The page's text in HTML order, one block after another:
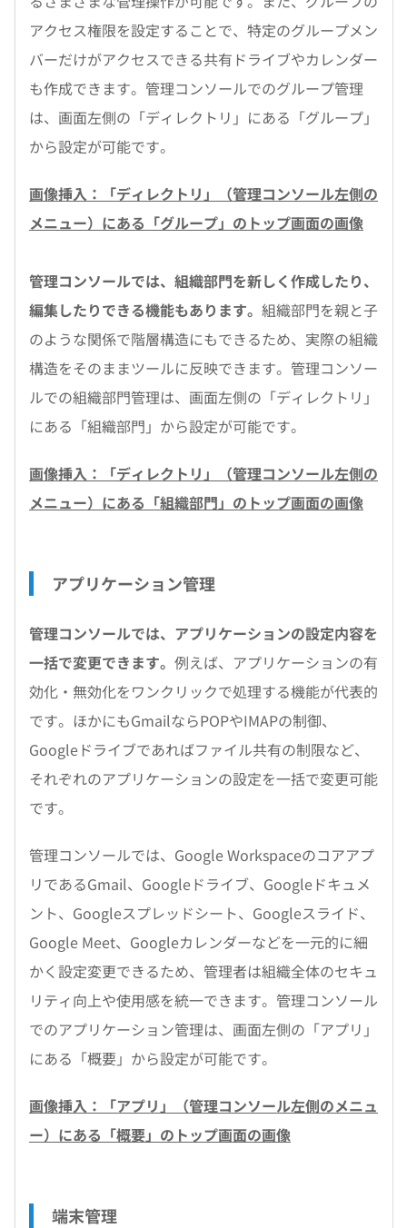
アクセス権限を設定することで、特定のグループメン
バーだけがアクセスできる共有ドライブやカレンダー
も作成できます。管理コンソールでのグループ管理
は、画面左側の「ディレクトリ」にある「グループ」
から設定が可能です。
画像挿入：「ディレクトリ」（管理コンソール左側の
メニュー）にある「グループ」のトップ画面の画像
管理コンソールでは、組織部門を新しく作成したり、
編集したりできる機能もあります。 組織部門を親と子
のような関係で階層構造にもできるため、実際の組織
構造をそのままツールに反映できます。管理コンソー
ルでの組織部門管理は、画面左側の「ディレクトリ」
にある「組織部門」から設定が可能です。
画像挿入：「ディレクトリ」（管理コンソール左側の
メニュー）にある「組織部門」のトップ画面の画像
アプリケーション管理
管理コンソールでは、アプリケーションの設定内容を
一括で変更できます。 例えば、アプリケーションの有
効化・無効化をワンクリックで処理する機能が代表的
です。ほかにもGmailならPOPやIMAPの制御、
Googleドライブであればファイル共有の制限など、
それぞれのアプリケーションの設定を一括で変更可能
です。
管理コンソールでは、Google Workspaceのコアアプ
リであるGmail、Googleドライブ、Googleドキュメ
ント、Googleスプレッドシート、Googleスライド、
Google Meet、Googleカレンダーなどを一元的に細
かく設定変更できるため、管理者は組織全体のセキュ
リティ向上や使用感を統一できます。管理コンソール
でのアプリケーション管理は、画面左側の「アプリ」
にある「概要」から設定が可能です。
画像挿入：「アプリ」（管理コンソール左側のメニュ
ー）にある「概要」のトップ画面の画像
端末管理